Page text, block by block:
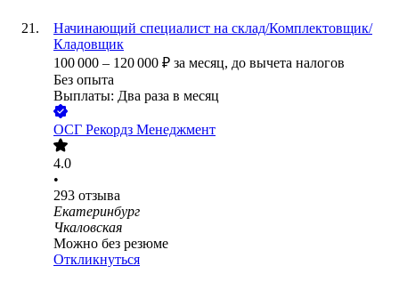
Начинающий специалист на склад/Комплектовщик/
Кладовщик
100 000 – 120 000 ₽ за месяц, до вычета налогов
Без опыта
Выплаты: Два раза в месяц
ОСГ Рекордз Менеджмент
4.0
•
293 отзыва
Екатеринбург
Чкаловская
Можно без резюме
Откликнуться